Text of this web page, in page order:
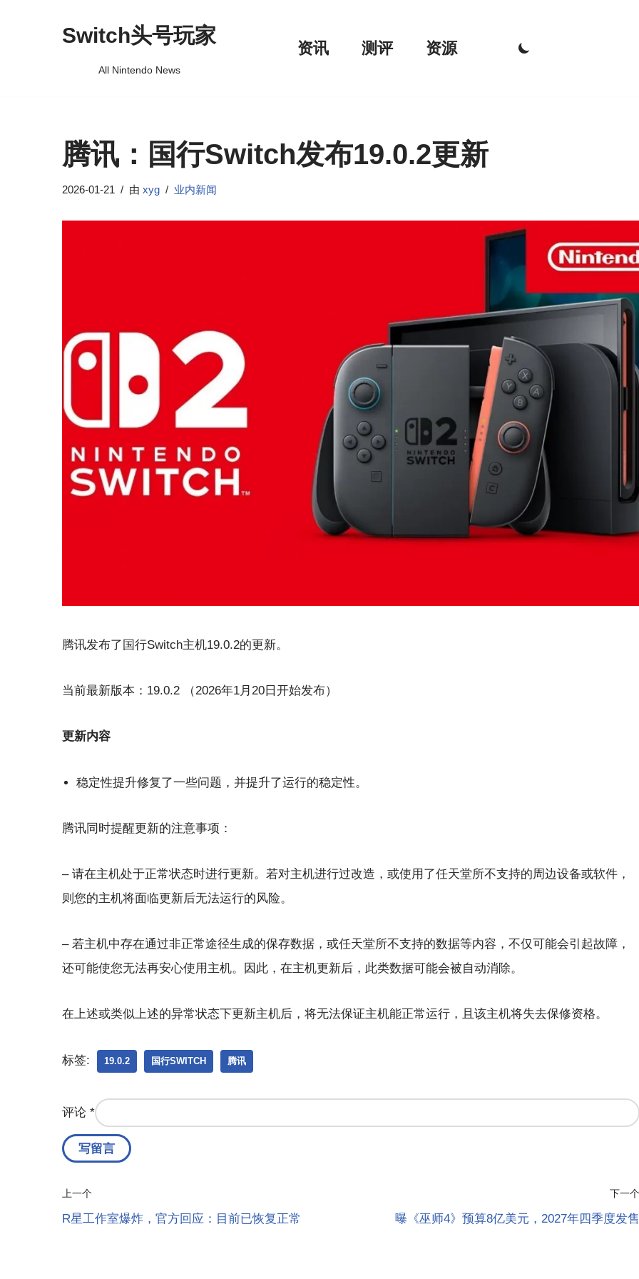
Switch头号玩家
All Nintendo News
资讯 测评 资源
腾讯：国行Switch发布19.0.2更新
2026-01-21 由 xyg 业内新闻
腾讯发布了国行Switch主机19.0.2的更新。
当前最新版本：19.0.2 （2026年1月20日开始发布）
更新内容
稳定性提升修复了一些问题，并提升了运行的稳定性。
腾讯同时提醒更新的注意事项：
– 请在主机处于正常状态时进行更新。若对主机进行过改造，或使用了任天堂所不支持的周边设备或软件，
则您的主机将面临更新后无法运行的风险。
– 若主机中存在通过非正常途径生成的保存数据，或任天堂所不支持的数据等内容，不仅可能会引起故障，
还可能使您无法再安心使用主机。因此，在主机更新后，此类数据可能会被自动消除。
在上述或类似上述的异常状态下更新主机后，将无法保证主机能正常运行，且该主机将失去保修资格。
标签: 19.0.2 国行SWITCH 腾讯
评论 *
上一个
R星工作室爆炸，官方回应：目前已恢复正常
下一个
曝《巫师4》预算8亿美元，2027年四季度发售